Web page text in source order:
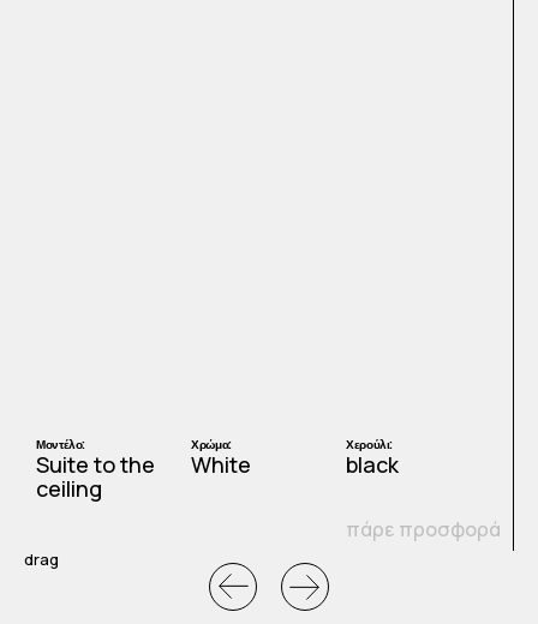
Μοντέλο:
Suite to the
ceiling
Χρώμα:
White
Χερούλι:
black
πάρε προσφορά
drag